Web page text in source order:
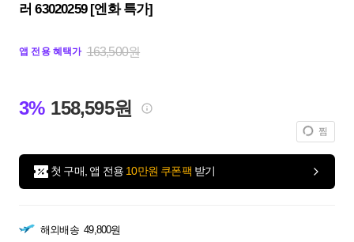
러 63020259 [엔화 특가]
앱 전용 혜택가 163,500원
3% 158,595원
찜
첫 구매, 앱 전용 10만원 쿠폰팩 받기
해외배송 49,800원